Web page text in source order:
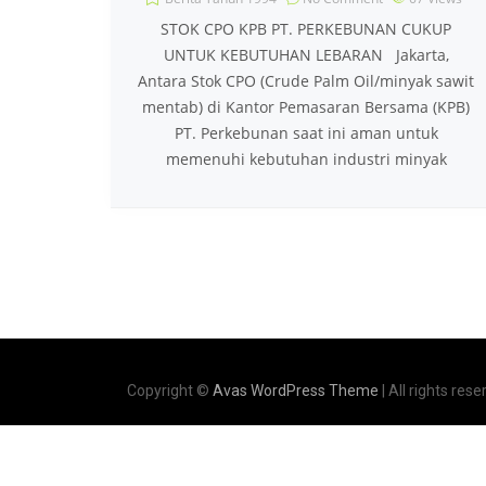
STOK CPO KPB PT. PERKEBUNAN CUKUP
UNTUK KEBUTUHAN LEBARAN Jakarta,
Antara Stok CPO (Crude Palm Oil/minyak sawit
mentab) di Kantor Pemasaran Bersama (KPB)
PT. Perkebunan saat ini aman untuk
memenuhi kebutuhan industri minyak
Copyright © Avas WordPress Theme | All rights